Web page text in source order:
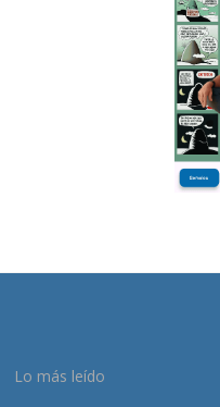
Lo más leído